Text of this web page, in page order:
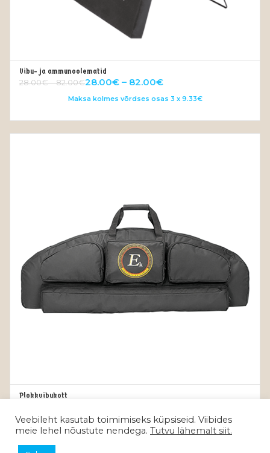
Vibu- ja ammunoolematid
28.00€–82.00€28.00€ – 82.00€
Maksa kolmes võrdses osas 3 x 9.33€
Plokkvibukott
hind
oli:
49.00€.
price
is:
Maksa kolmes võrdses osas 3 x 12.67€
Veebileht kasutab toimimiseks küpsiseid. Viibides
meie lehel nõustute nendega. Tutvu lähemalt siit.